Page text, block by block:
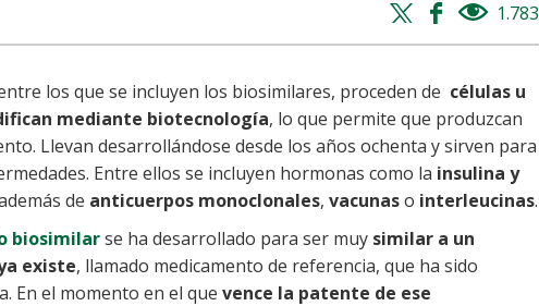
Twitter
share
Facebook
share
1.783
los que se incluyen los biosimilares, proceden de células u
mediante biotecnología, lo que permite que produzcan
Llevan desarrollándose desde los años ochenta y sirven para
Entre ellos se incluyen hormonas como la insulina y
de anticuerpos monoclonales, vacunaso interleucinas.
biosimilarse ha desarrollado para ser muy similar a un
existe, llamado medicamento de referencia, que ha sido
En el momento en el que vence la patente de ese